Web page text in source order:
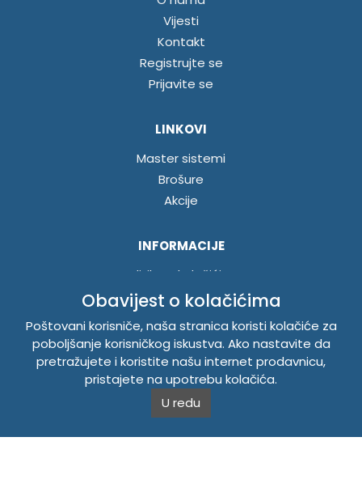
Vijesti
Kontakt
Registrujte se
Prijavite se
LINKOVI
Master sistemi
Brošure
Akcije
INFORMACIJE
Politika o kolačićima
Uslovi korištenja
Politika privatnosti
TEMPUS DOO BRATUNAC
Svetog Save bb, 75420 Bratunac, Bosna i Hercegovina
Telefon+38756/260-051
Mobilni+38765/357-215
Obavijest o kolačićima
Poštovani korisniče, naša stranica koristi kolačiće za
poboljšanje korisničkog iskustva. Ako nastavite da
pretražujete i koristite našu internet prodavnicu,
pristajete na upotrebu kolačića.
U redu